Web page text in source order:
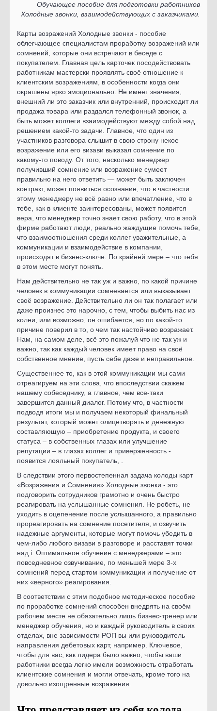
Обучающее пособие для подготовки работников
Холодные звонки, взаимодействующих с заказчиками.
Карты возражений Холодные звонки - пособие
облегчающее специалистам проработку возражений или
сомнений, которые они встречают в беседе с
покупателем. Главная цель карточек посодействовать
работникам мастерски проявлять своё отношение к
клиентским возражениям, в особенности когда они
окрашены ярко эмоционально. Не имеет значения,
внешний ли это заказчик или внутренний, происходит ли
продажа товара или раздался телефонный звонок, а
быть может коллеги взаимодействуют между собой над
решением какой-то задачи. Главное, что один из
участников разговора слышит в свою строну некое
возражение или его визави выказал сомнение по
какому-то поводу. От того, насколько менеджер
получивший сомнение или возражение сумеет
правильно на него ответить — может быть заключен
контракт, может появиться осознание, что в частности
этому менеджеру не всё равно или впечатление, что в
тебе, как в клиенте заинтересованы, может появится
вера, что менеджер точно знает свою работу, что в этой
фирме работают люди, реально жаждущие помочь тебе,
что взаимоотношения среди коллег уважительные, а
коммуникации и взаимодействие в компании,
происходят в бизнес-ключе. По крайней мере – что тебя
в этом месте могут понять.
Нам действительно не так уж и важно, по какой причине
человек в коммуникации сомневается или выказывает
своё возражение. Действительно ли он так полагает или
даже произнес это нарочно, с тем, чтобы выбить нас из
колеи, или возможно, он ошибается, но по какой-то
причине поверил в то, о чем так настойчиво возражает.
Нам, на самом деле, всё это пожалуй что не так уж и
важно, так как каждый человек имеет право на своё
собственное мнение, пусть себе даже и неправильное.
Существеннее то, как в этой коммуникации мы сами
отреагируем на эти слова, что впоследствии скажем
нашему собеседнику, а главное, чем все-таки
завершится данный диалог. Потому что, в частности
подводя итоги мы и получаем некоторый финальный
результат, который может олицетворять и денежную
составляющую – приобретение продукта, и своего
статуса – в собственных глазах или улучшение
репутации – в глазах коллег и приверженность -
появится лояльный покупатель, .
В следствии этого первостепенная задача колоды карт
«Возражения и Сомнения» Холодные звонки - это
подговорить сотрудников грамотно и очень быстро
реагировать на услышанные сомнения. Не робеть, не
уходить в оцепенение после услышанного, а правильно
прореагировать на сомнение посетителя, и озвучить
надежные аргументы, которые могут помочь убедить в
чем-либо любого визави в разговоре и расставят точки
над i. Оптимальное обучение с менеджерами – это
повседневное озвучивание, по меньшей мере 3-х
сомнений перед стартом коммуникации и получение от
них «верного» реагирования.
В соответствии с этим подобное методическое пособие
по проработке сомнений способен внедрять на своём
рабочем месте не обязательно лишь бизнес-тренер или
менеджер обучения, но и каждый руководитель в своих
отделах, вне зависимости РОП вы или руководитель
направления дебетовых карт, например. Ключевое,
чтобы для вас, как лидера было важно, чтобы ваши
работники всегда легко имели возможность отработать
клиентские сомнения и могли отвечать, кроме того на
довольно изощренные возражения.